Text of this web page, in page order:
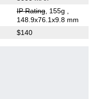
IP Rating, 155g
148.9x76.1x9.8 mm
$140